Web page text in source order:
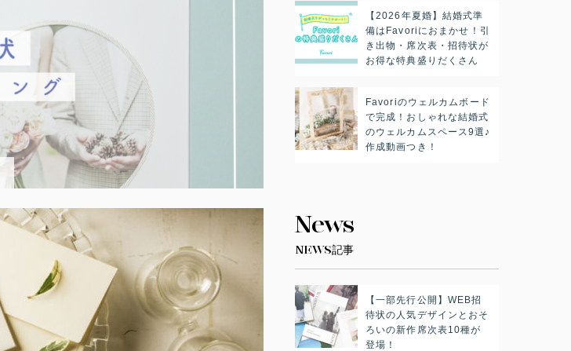
【2026年夏婚】結婚式準
備はFavoriにおまかせ！引
き出物・席次表・招待状が
お得な特典盛りだくさん
Favoriのウェルカムボード
で完成！おしゃれな結婚式
のウェルカムスペース9選♪
作成動画つき！
News
NEWS記事
【一部先行公開】WEB招
待状の人気デザインとおそ
ろいの新作席次表10種が
登場！